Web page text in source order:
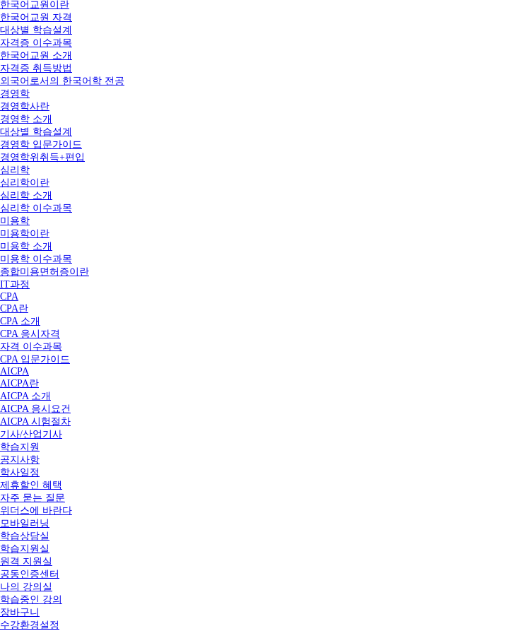
한국어교원이란
한국어교원 자격
대상별 학습설계
자격증 이수과목
한국어교원 소개
자격증 취득방법
외국어로서의 한국어학 전공
경영학
경영학사란
경영학 소개
대상별 학습설계
경영학 입문가이드
경영학위취득+편입
심리학
심리학이란
심리학 소개
심리학 이수과목
미용학
미용학이란
미용학 소개
미용학 이수과목
종합미용면허증이란
IT과정
CPA
CPA란
CPA 소개
CPA 응시자격
자격 이수과목
CPA 입문가이드
AICPA
AICPA란
AICPA 소개
AICPA 응시요건
AICPA 시험절차
기사/산업기사
학습지원
공지사항
학사일정
제휴할인 혜택
자주 묻는 질문
위더스에 바란다
모바일러닝
학습상담실
학습지원실
원격 지원실
공동인증센터
나의 강의실
학습중인 강의
장바구니
수강환경설정